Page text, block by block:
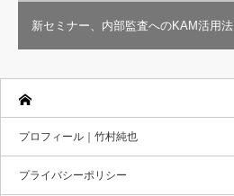
新セミナー、内部監査へのKAM活用法
プロフィール｜竹村純也
プライバシーポリシー